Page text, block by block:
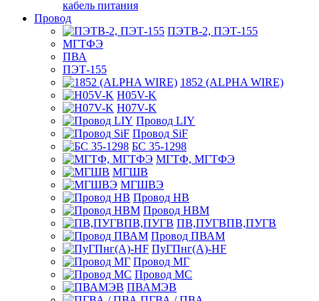
кабель питания
Провод
ПЭТВ-2, ПЭТ-155
МГТФЭ
ПВА
ПЭТ-155
1852 (ALPHA WIRE)
H05V-K
H07V-K
Провод LIY
Провод SiF
БС 35-1298
МГТФ, МГТФЭ
МГШВ
МГШВЭ
Провод НВ
Провод НВМ
ПВ,ПУГВПВ,ПУГВ
Провод ПВАМ
ПуГПнг(A)-HF
Провод МГ
Провод МС
ПВАМЭВ